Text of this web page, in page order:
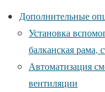
Дополнительные
Установка
балканская рама,
Автоматизация
вентиляции